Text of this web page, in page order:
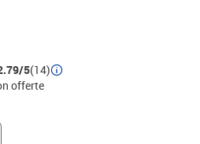
apportant chaleur et confort
: ce matelas à ressorts
ensachés individuels qui
pour offrir un soutien personnalisé
pression exercée dans chaque zone.
» et réduit le transfert
matelas traditionnels à ressorts
soutient le corps
5(14)
offerte